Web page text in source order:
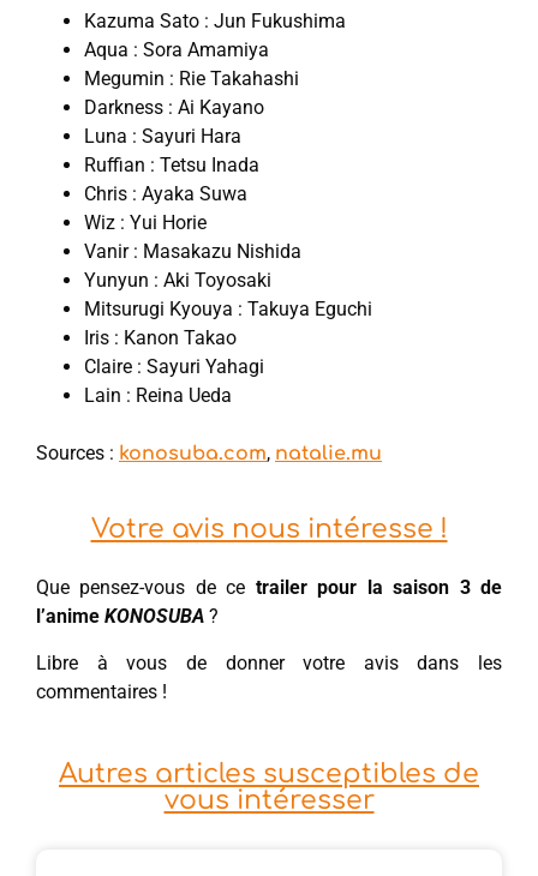
Kazuma Sato : Jun Fukushima
Aqua : Sora Amamiya
Megumin : Rie Takahashi
Darkness : Ai Kayano
Luna : Sayuri Hara
Ruffian : Tetsu Inada
Chris : Ayaka Suwa
Wiz : Yui Horie
Vanir : Masakazu Nishida
Yunyun : Aki Toyosaki
Mitsurugi Kyouya : Takuya Eguchi
Iris : Kanon Takao
Claire : Sayuri Yahagi
Lain : Reina Ueda
Sources : konosuba.com, natalie.mu
Votre avis nous intéresse !
Que pensez-vous de ce trailer pour la saison 3 de
l’anime KONOSUBA ?
Libre à vous de donner votre avis dans les
commentaires !
Autres articles susceptibles de
vous intéresser